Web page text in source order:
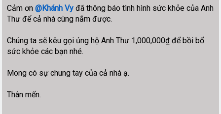
Cảm ơn@Khánh Vy đã thông báo tình hình sức khỏe của Anh
Thư để cả nhà cùng nắm được.
Chúng ta sẽ kêu gọi ủng hộ Anh Thư 1,000,000₫ để bồi bổ
sức khỏe các bạn nhé.
Mong có sự chung tay của cả nhà ạ.
Thân mến.